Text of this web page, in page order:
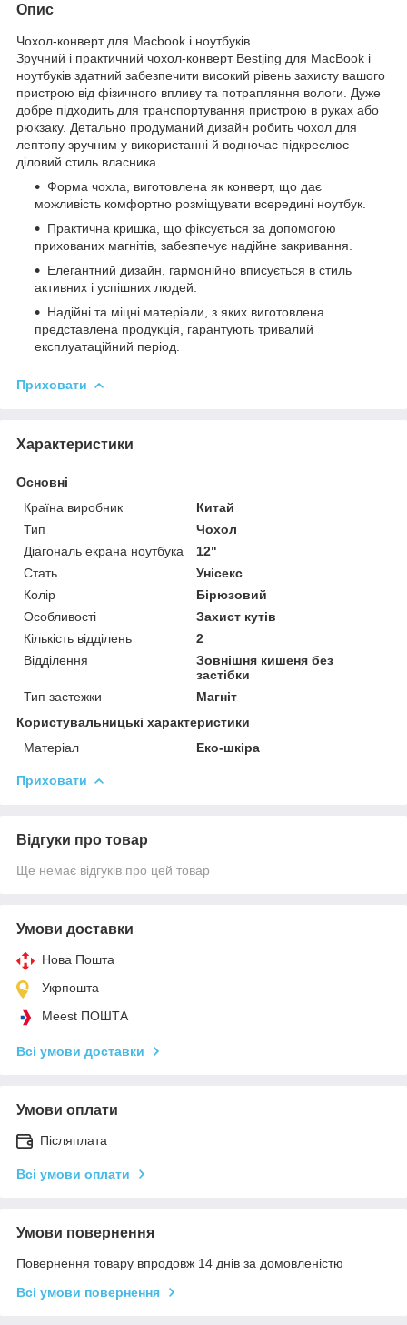
Опис
Чохол-конверт для Macbook і ноутбуків
Зручний і практичний чохол-конверт Bestjing для MacBook і
ноутбуків здатний забезпечити високий рівень захисту вашого
пристрою від фізичного впливу та потрапляння вологи. Дуже
добре підходить для транспортування пристрою в руках або
рюкзаку. Детально продуманий дизайн робить чохол для
лептопу зручним у використанні й водночас підкреслює
діловий стиль власника.
Форма чохла, виготовлена як конверт, що дає
можливість комфортно розміщувати всередині ноутбук.
Практична кришка, що фіксується за допомогою
прихованих магнітів, забезпечує надійне закривання.
Елегантний дизайн, гармонійно вписується в стиль
активних і успішних людей.
Надійні та міцні матеріали, з яких виготовлена
представлена продукція, гарантують тривалий
експлуатаційний період.
Приховати
Характеристики
Основні
Країна виробник
Китай
Тип
Чохол
Діагональ екрана ноутбука
12"
Стать
Унісекс
Колір
Бірюзовий
Особливості
Захист кутів
Кількість відділень
2
Відділення
Зовнішня кишеня без
застібки
Тип застежки
Магніт
Користувальницькі характеристики
Матеріал
Еко-шкіра
Приховати
Відгуки про товар
Ще немає відгуків про цей товар
Умови доставки
Нова Пошта
Укрпошта
Meest ПОШТА
Всі умови доставки
Умови оплати
Післяплата
Всі умови оплати
Умови повернення
Повернення товару впродовж 14 днів за домовленістю
Всі умови повернення